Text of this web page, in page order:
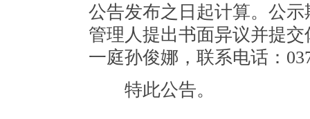
公告发布之日起计算。公
管理人提出书面异议并提
一庭孙俊娜，联系电话：
特此公告。